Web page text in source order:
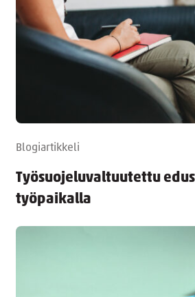
Blogiartikkeli
Työsuojeluvaltuutettu
työpaikalla